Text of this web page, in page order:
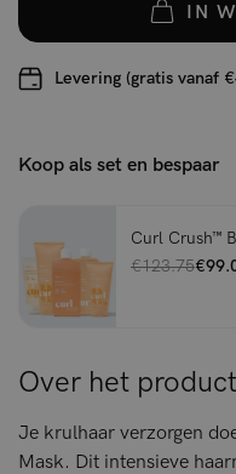
IN
Levering (gratis vanaf
Koop als set en bespaar
Curl Crush™
€123.75
Over het product
Je krulhaar verzorgen
Mask. Dit intensieve